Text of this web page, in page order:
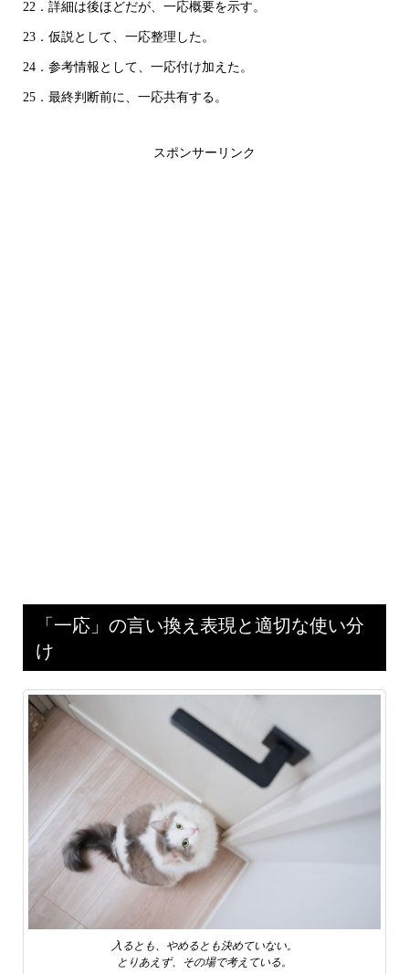
22．詳細は後ほどだが、一応概要を示す。
23．仮説として、一応整理した。
24．参考情報として、一応付け加えた。
25．最終判断前に、一応共有する。
スポンサーリンク
「一応」の言い換え表現と適切な使い分
け
入るとも、やめるとも決めていない。
とりあえず、その場で考えている。